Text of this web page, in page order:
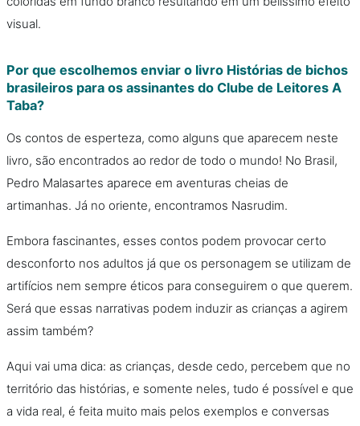
visual.
Por que escolhemos enviar o livro Histórias de bichos
brasileiros para os assinantes do Clube de Leitores A
Taba?
Os contos de esperteza, como alguns que aparecem neste
livro, são encontrados ao redor de todo o mundo! No Brasil,
Pedro Malasartes aparece em aventuras cheias de
artimanhas. Já no oriente, encontramos Nasrudim.
Embora fascinantes, esses contos podem provocar certo
desconforto nos adultos já que os personagem se utilizam de
artifícios nem sempre éticos para conseguirem o que querem.
Será que essas narrativas podem induzir as crianças a agirem
assim também?
Aqui vai uma dica: as crianças, desde cedo, percebem que no
território das histórias, e somente neles, tudo é possível e que
a vida real, é feita muito mais pelos exemplos e conversas